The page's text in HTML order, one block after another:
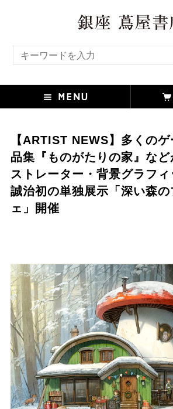
【ARTIST NEWS】多くの
品集『ものがたりの家』など
ストレーター・背景グラフィ
誠治初の単独展示「深い森の
ェ」開催